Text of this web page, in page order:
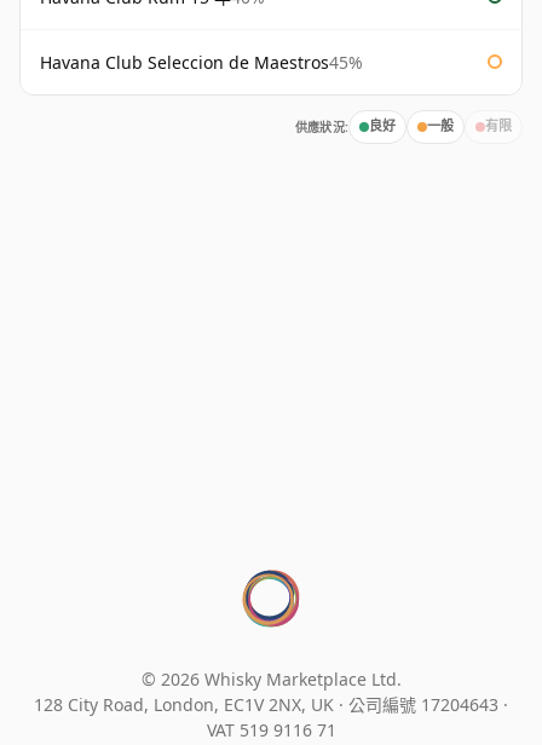
Havana Club Seleccion de Maestros45%
供應狀況: 良好 一般 有限
© 2026 Whisky Marketplace Ltd.
128 City Road, London, EC1V 2NX, UK · 公司編號 17204643 ·
VAT 519 9116 71